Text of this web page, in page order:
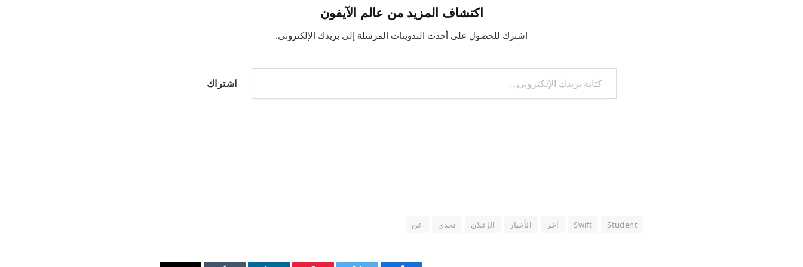
اكتشاف المزيد من عالم الآيفون
اشترك للحصول على أحدث التدوينات المرسلة إلى بريدك الإلكتروني.
كتابة بريدك الإلكتروني...
اشتراك
Student
Swift آخر الأخبار الإعلان تحدي عن